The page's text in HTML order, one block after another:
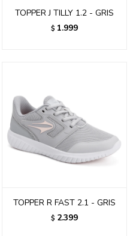
TOPPER J TILLY 1.2 - GRIS
$ 1.999
TOPPER R FAST 2.1 - GRIS
$ 2.399